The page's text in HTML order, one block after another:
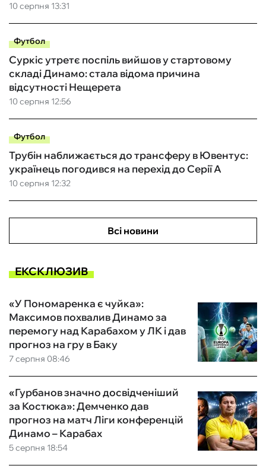
10 серпня 13:31
Футбол
10 серпня 12:56
Суркіс утретє поспіль вийшов у стартовому
складі Динамо: стала відома причина
відсутності Нещерета
Футбол
10 серпня 12:32
Трубін наближається до трансферу в Ювентус:
українець погодився на перехід до Серії А
Всі новини
ЕКСКЛЮЗИВ
7 серпня 08:46
«У Пономаренка є чуйка»:
Максимов похвалив Динамо за
перемогу над Карабахом у ЛК і дав
прогноз на гру в Баку
5 серпня 18:54
«Гурбанов значно досвідченіший
за Костюка»: Демченко дав
прогноз на матч Ліги конференцій
Динамо – Карабах